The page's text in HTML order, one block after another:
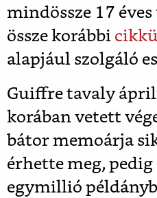
mindössze 17
össze korábbi
alapjául szolgáló
Guiffre tavaly
korában vetett
bátor memoárja
érhette meg,
egymillió